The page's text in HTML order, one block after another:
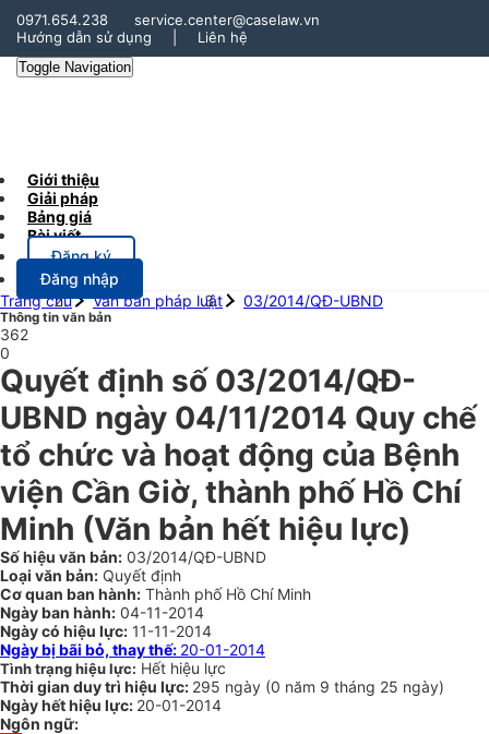
0971.654.238
service.center@caselaw.vn
Hướng dẫn sử dụng
Liên hệ
Toggle Navigation
Giới thiệu
Giải pháp
Bảng giá
Bài viết
Đăng ký
Đăng nhập
Trang chủ
Văn bản pháp luật 03/2014/QĐ-UBND
Thông tin văn bản
362
0
Quyết định số 03/2014/QĐ-
UBND ngày 04/11/2014 Quy chế
tổ chức và hoạt động của Bệnh
viện Cần Giờ, thành phố Hồ Chí
Minh (Văn bản hết hiệu lực)
Số hiệu văn bản: 03/2014/QĐ-UBND
Loại văn bản: Quyết định
Cơ quan ban hành: Thành phố Hồ Chí Minh
Ngày ban hành: 04-11-2014
Ngày có hiệu lực: 11-11-2014
Ngày bị bãi bỏ, thay thế: 20-01-2014
Tình trạng hiệu lực: Hết hiệu lực
Thời gian duy trì hiệu lực: 295 ngày (0 năm 9 tháng 25 ngày)
Ngày hết hiệu lực: 20-01-2014
Ngôn ngữ: